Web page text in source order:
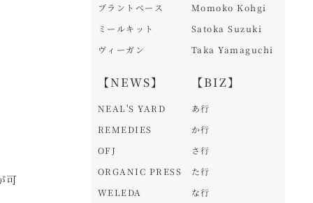
可
プラントベース
ミールキット
ヴィーガン
【NEWS】
NEAL'S YARD
REMEDIES
OFJ
ORGANIC PRESS
WELEDA
Momoko Kohgi
Satoka Suzuki
Taka Yamaguchi
【BIZ】
あ行
か行
さ行
た行
な行